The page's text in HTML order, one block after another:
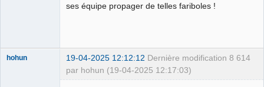
ses équipe propager de telles fariboles !
8 614
hohun 19-04-2025 12:12:12 Dernière modification
par hohun (19-04-2025 12:17:03)